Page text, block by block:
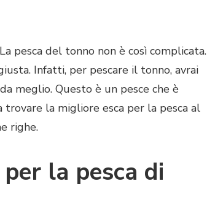
pesca del tonno non è così complicata.
Infatti, per pescare il tonno, avrai
meglio. Questo è un pesce che è
la migliore esca per la pesca al
righe.
la pesca di